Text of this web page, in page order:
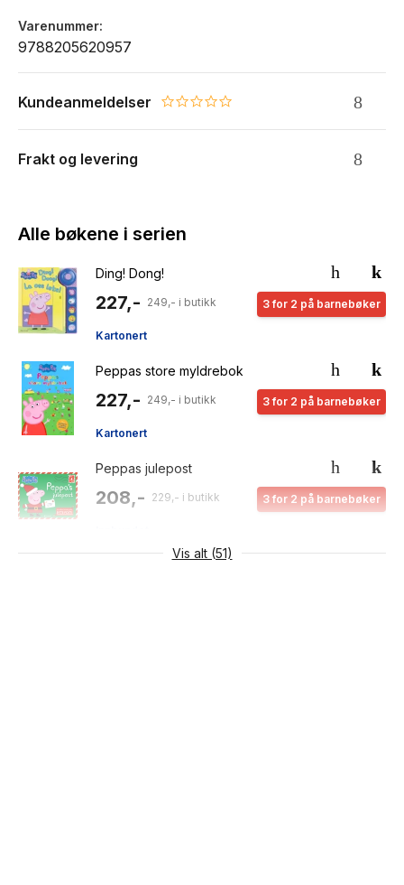
Varenummer
9788205620957
Kundeanmeldelser 0.0 star rating
Frakt og levering
Alle bøkene i serien
Ding! Dong!
227,- 249,- i butikk 3 for 2 på barnebøker
Kartonert
Peppas store myldrebok
227,- 249,- i butikk 3 for 2 på barnebøker
Kartonert
Peppas julepost
208,- 229,- i butikk 3 for 2 på barnebøker
Vis alt (51)